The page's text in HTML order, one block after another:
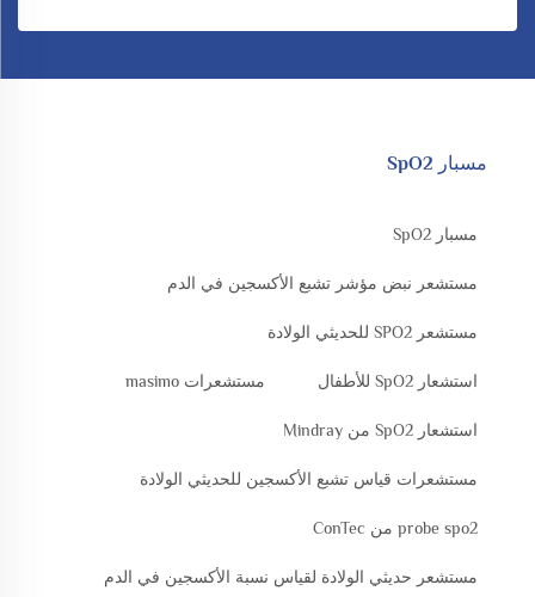
مسبار SpO2
مسبار SpO2
مستشعر نبض مؤشر تشبع الأكسجين في الدم
مستشعر SPO2 للحديثي الولادة
استشعار SpO2 للأطفال مستشعرات masimo
استشعار SpO2 من Mindray
مستشعرات قياس تشبع الأكسجين للحديثي الولادة
probe spo2 من ConTec
مستشعر حديثي الولادة لقياس نسبة الأكسجين في الدم